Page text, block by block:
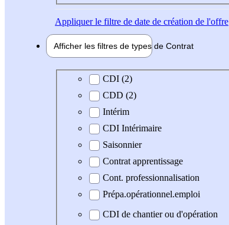
Appliquerle filtre de date de création de l'offre
Afficher les filtres de types de Contrat
Type de contrat
CDI (2)
CDD (2)
Intérim
CDI Intérimaire
Saisonnier
Contrat apprentissage
Cont. professionnalisation
Prépa.opérationnel.emploi
CDI de chantier ou d'opération